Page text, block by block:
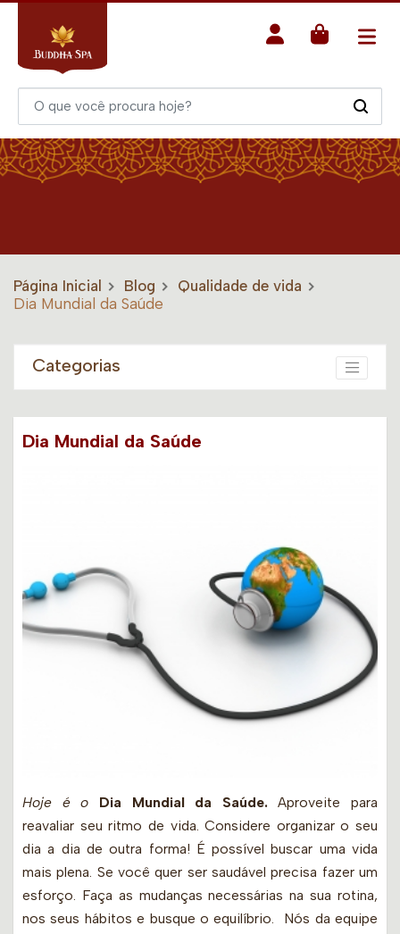
Página Inicial Blog
Qualidade de vida
Dia Mundial da Saúde
Categorias
Dia Mundial da Saúde
Hoje é o Dia Mundial da Saúde.Aproveite para
reavaliar seu ritmo de vida. Considere organizar o seu
dia a dia de outra forma! É possível buscar uma vida
mais plena. Se você quer ser saudável precisa fazer um
esforço. Faça as mudanças necessárias na sua rotina,
nos seus hábitos e busque o equilíbrio. Nós da equipe